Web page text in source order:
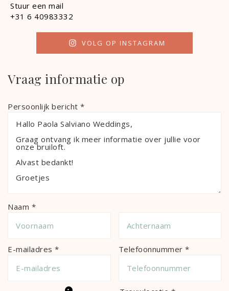
Stuur een mail
+31 6 40983332
VOLG OP INSTAGRAM
Vraag informatie op
Persoonlijk bericht *
Naam *
E-mailadres * Telefoonnummer *